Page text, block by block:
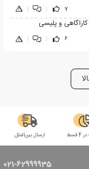
7
|
|
6
|
|
قسط ارسال بین‌الملل
021-62999935